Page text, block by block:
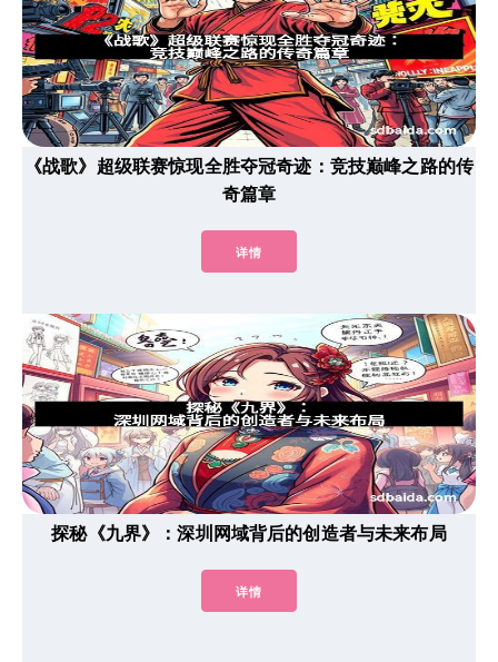
《战歌》超级联赛惊现全胜夺冠奇迹：竞技巅峰之路的传
奇篇章
详情
探秘《九界》：深圳网域背后的创造者与未来布局
详情